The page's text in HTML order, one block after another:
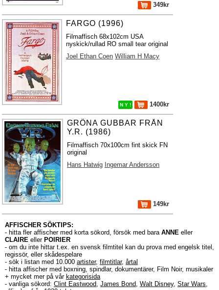
349kr
FARGO (1996)
Filmaffisch 68x102cm USA
nyskick/rullad RO small tear original
Joel Ethan Coen William H Macy
N Y ! 1400kr
GRÖNA GUBBAR FRÅN
Y.R. (1986)
Filmaffisch 70x100cm fint skick FN
original
Hans Hatwig Ingemar Andersson
149kr
AFFISCHER SÖKTIPS:
- hitta fler affischer med korta sökord, försök med bara ANNE eller
CLAIRE eller POIRIER
- om du inte hittar t.ex. en svensk filmtitel kan du prova med engelsk titel,
regissör, eller skådespelare
- sök i listan med 10.000 artister, filmtitlar, årtal
- hitta affischer med boxning, spindlar, dokumentärer, Film Noir, musikaler
+ mycket mer på vår kategorisida
- vanliga sökord: Clint Eastwood, James Bond, Walt Disney, Star Wars,